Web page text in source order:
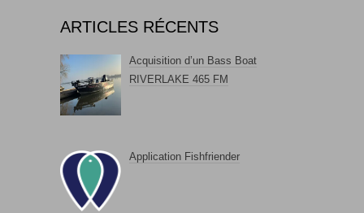
ARTICLES RÉCENTS
Acquisition d’un Bass Boat
RIVERLAKE 465 FM
Application Fishfriender